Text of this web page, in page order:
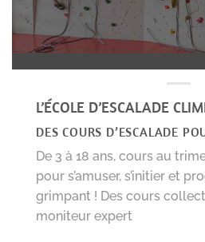
L’ÉCOLE D’ESCALADE
DES COURS D’ESCALADE
De 3 à 18 ans, cours au
pour s’amuser, s’initier et
grimpant ! Des cours
moniteur expert